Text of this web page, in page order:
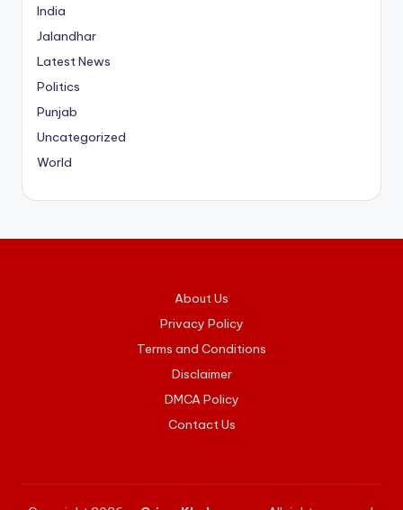
India
Jalandhar
Latest News
Politics
Punjab
Uncategorized
World
About Us
Privacy Policy
Terms and Conditions
Disclaimer
DMCA Policy
Contact Us